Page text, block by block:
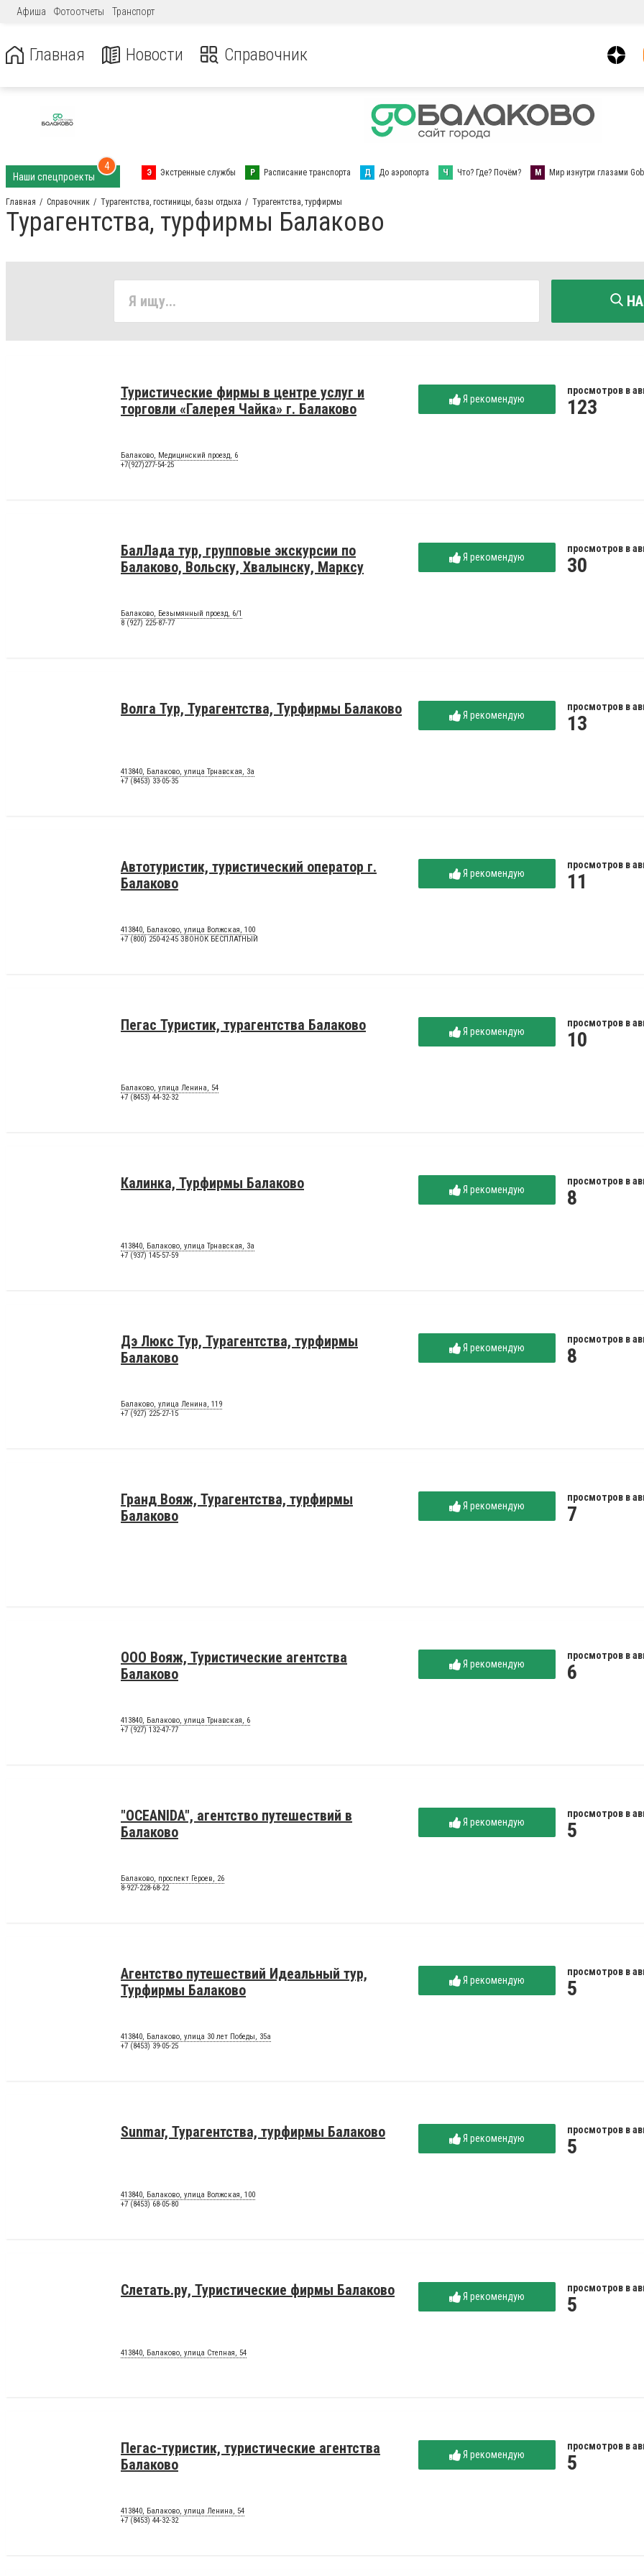
Афиша Фотоотчеты Транспорт
Главная Новости Справочник
Наши спецпроекты
4
Э Экстренные службы Р Расписание транспорта Д До аэропорта Ч Что? Где? Почём? М Мир изнутри глазами
Главная Справочник Турагентства, гостиницы, базы отдыха Турагентства, турфирмы
Турагентства, турфирмы Балаково
Туристические фирмы в центре услуг и
торговли «Галерея Чайка» г. Балаково
Балаково, Медицинский проезд, 6
+7(927)277-54-25
Я рекомендую
просмотров в
123
БалЛада тур, групповые экскурсии по
Балаково, Вольску, Хвалынску, Марксу
Балаково, Безымянный проезд, 6/1
8 (927) 225-87-77
Я рекомендую
просмотров в
30
Волга Тур, Турагентства, Турфирмы Балаково
413840, Балаково, улица Трнавская, 3а
+7 (8453) 33-05-35
Я рекомендую
просмотров в
13
Автотуристик, туристический оператор г.
Балаково
413840, Балаково, улица Волжская, 100
+7 (800) 250-42-45 ЗВОНОК БЕСПЛАТНЫЙ
Я рекомендую
просмотров в
11
Пегас Туристик, турагентства Балаково
Балаково, улица Ленина, 54
+7 (8453) 44-32-32
Я рекомендую
просмотров в
10
Калинка, Турфирмы Балаково
413840, Балаково, улица Трнавская, 3а
+7 (937) 145-57-59
Я рекомендую
просмотров в
8
Дэ Люкс Тур, Турагентства, турфирмы
Балаково
Балаково, улица Ленина, 119
+7 (927) 225-27-15
Я рекомендую
просмотров в
8
Гранд Вояж, Турагентства, турфирмы
Балаково
Я рекомендую
просмотров в
7
ООО Вояж, Туристические агентства
Балаково
413840, Балаково, улица Трнавская, 6
+7 (927) 132-47-77
Я рекомендую
просмотров в
6
"OCEANIDA", агентство путешествий в
Балаково
Балаково, проспект Героев, 26
8-927-228-68-22
Я рекомендую
просмотров в
5
Агентство путешествий Идеальный тур,
Турфирмы Балаково
413840, Балаково, улица 30 лет Победы, 35а
+7 (8453) 39-05-25
Я рекомендую
просмотров в
5
Sunmar, Турагентства, турфирмы Балаково
413840, Балаково, улица Волжская, 100
+7 (8453) 68-05-80
Я рекомендую
просмотров в
5
Слетать.ру, Туристические фирмы Балаково
413840, Балаково, улица Степная, 54
Я рекомендую
просмотров в
5
Пегас-туристик, туристические агентства
Балаково
413840, Балаково, улица Ленина, 54
+7 (8453) 44-32-32
Я рекомендую
просмотров в
5